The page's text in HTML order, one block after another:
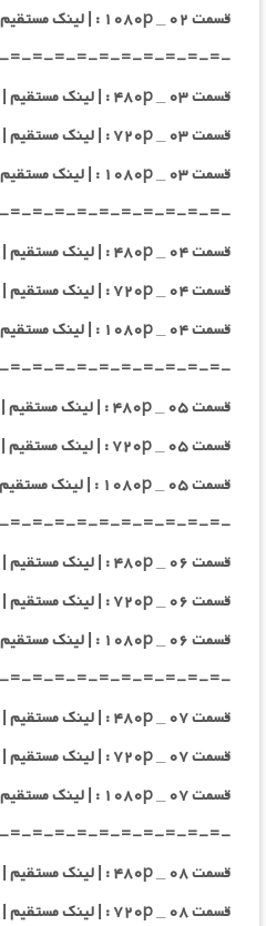
قسمت ۰۲ _ ۱۰۸۰p : | لینک مستقیم | دوبله فارسی
=-=-=-=-=-=-=-=-=-
قسمت ۰۳ _ ۴۸۰p : | لینک مستقیم | دوبله فارسی
قسمت ۰۳ _ ۷۲۰p : | لینک مستقیم | دوبله فارسی
قسمت ۰۳ _ ۱۰۸۰p : | لینک مستقیم | دوبله فارسی
=-=-=-=-=-=-=-=-=-
قسمت ۰۴ _ ۴۸۰p : | لینک مستقیم | دوبله فارسی
قسمت ۰۴ _ ۷۲۰p : | لینک مستقیم | دوبله فارسی
قسمت ۰۴ _ ۱۰۸۰p : | لینک مستقیم | دوبله فارسی
=-=-=-=-=-=-=-=-=-
قسمت ۰۵ _ ۴۸۰p : | لینک مستقیم | دوبله فارسی
قسمت ۰۵ _ ۷۲۰p : | لینک مستقیم | دوبله فارسی
قسمت ۰۵ _ ۱۰۸۰p : | لینک مستقیم | دوبله فارسی
=-=-=-=-=-=-=-=-=-
قسمت ۰۶ _ ۴۸۰p : | لینک مستقیم | دوبله فارسی
قسمت ۰۶ _ ۷۲۰p : | لینک مستقیم | دوبله فارسی
قسمت ۰۶ _ ۱۰۸۰p : | لینک مستقیم | دوبله فارسی
=-=-=-=-=-=-=-=-=-
قسمت ۰۷ _ ۴۸۰p : | لینک مستقیم | دوبله فارسی
قسمت ۰۷ _ ۷۲۰p : | لینک مستقیم | دوبله فارسی
قسمت ۰۷ _ ۱۰۸۰p : | لینک مستقیم | دوبله فارسی
=-=-=-=-=-=-=-=-=-
قسمت ۰۸ _ ۴۸۰p : | لینک مستقیم | دوبله فارسی
قسمت ۰۸ _ ۷۲۰p : | لینک مستقیم | دوبله فارسی